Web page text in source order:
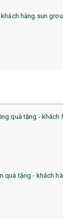
khách hàng sun
quà tặng - khách
quà tặng - khách